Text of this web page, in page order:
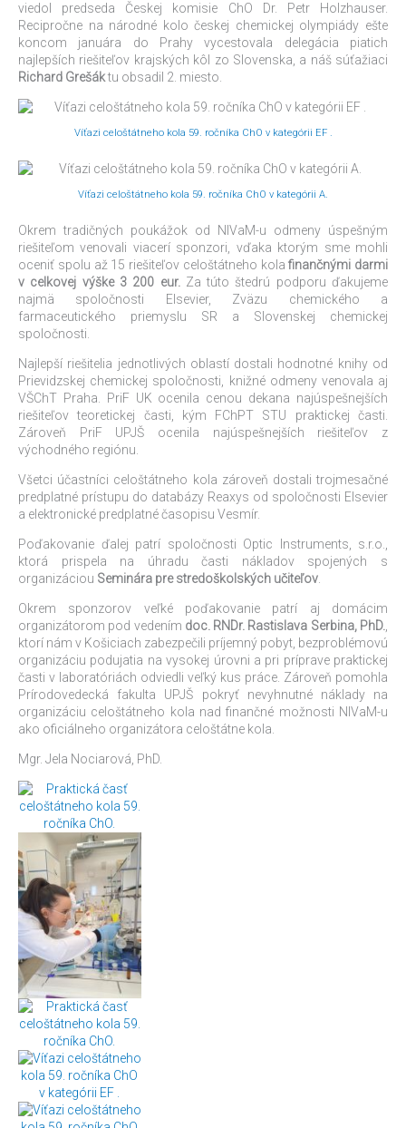
viedol predseda Českej komisie ChO Dr. Petr Holzhauser.
Recipročne na národné kolo českej chemickej olympiády ešte
koncom januára do Prahy vycestovala delegácia piatich
najlepších riešiteľov krajských kôl zo Slovenska, a náš súťažiaci
Richard Grešáktu obsadil 2. miesto.
Víťazi celoštátneho kola 59. ročníka ChO v kategórii EF .
Víťazi celoštátneho kola 59. ročníka ChO v kategórii A.
Okrem tradičných poukážok od NIVaM-u odmeny úspešným
riešiteľom venovali viacerí sponzori, vďaka ktorým sme mohli
oceniť spolu až 15 riešiteľov celoštátneho kolafinančnými darmi
v celkovej výške 3 200 eur.Za túto štedrú podporu ďakujeme
najmä spoločnosti Elsevier, Zväzu chemického a
farmaceutického priemyslu SR a Slovenskej chemickej
spoločnosti.
Najlepší riešitelia jednotlivých oblastí dostali hodnotné knihy od
Prievidzskej chemickej spoločnosti, knižné odmeny venovala aj
VŠChT Praha. PriF UK ocenila cenou dekana najúspešnejších
riešiteľov teoretickej časti, kým FChPT STU praktickej časti.
Zároveň PriF UPJŠ ocenila najúspešnejších riešiteľov z
východného regiónu.
Všetci účastníci celoštátneho kola zároveň dostali trojmesačné
predplatné prístupu do databázy Reaxys od spoločnosti Elsevier
a elektronické predplatné časopisu Vesmír.
Poďakovanie ďalej patrí spoločnosti Optic Instruments, s.r.o.,
ktorá prispela na úhradu časti nákladov spojených s
organizáciou Seminára pre stredoškolských učiteľov.
Okrem sponzorov veľké poďakovanie patrí aj domácim
organizátorom pod vedením doc. RNDr. Rastislava Serbina, PhD.,
ktorí nám v Košiciach zabezpečili príjemný pobyt, bezproblémovú
organizáciu podujatia na vysokej úrovni a pri príprave praktickej
časti v laboratóriách odviedli veľký kus práce. Zároveň pomohla
Prírodovedecká fakulta UPJŠ pokryť nevyhnutné náklady na
organizáciu celoštátneho kola nad finančné možnosti NIVaM-u
ako oficiálneho organizátora celoštátne kola.
Mgr. Jela Nociarová, PhD.